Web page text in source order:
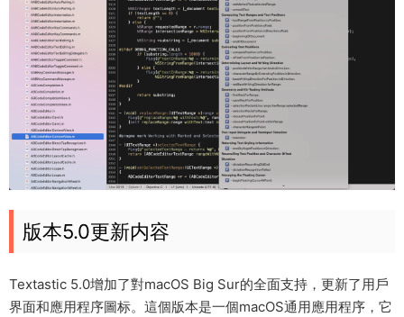
版本5.0更新内容
Textastic 5.0增加了對macOS Big Sur的全面支持，更新了用戶
界面和應用程序圖标。這個版本是一個macOS通用應用程序，它